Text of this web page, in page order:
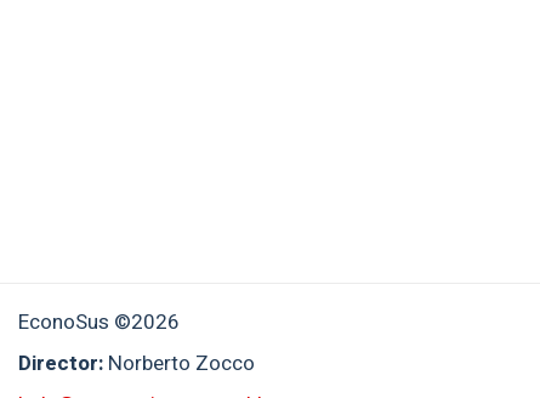
EconoSus ©2026
Director: Norberto Zocco